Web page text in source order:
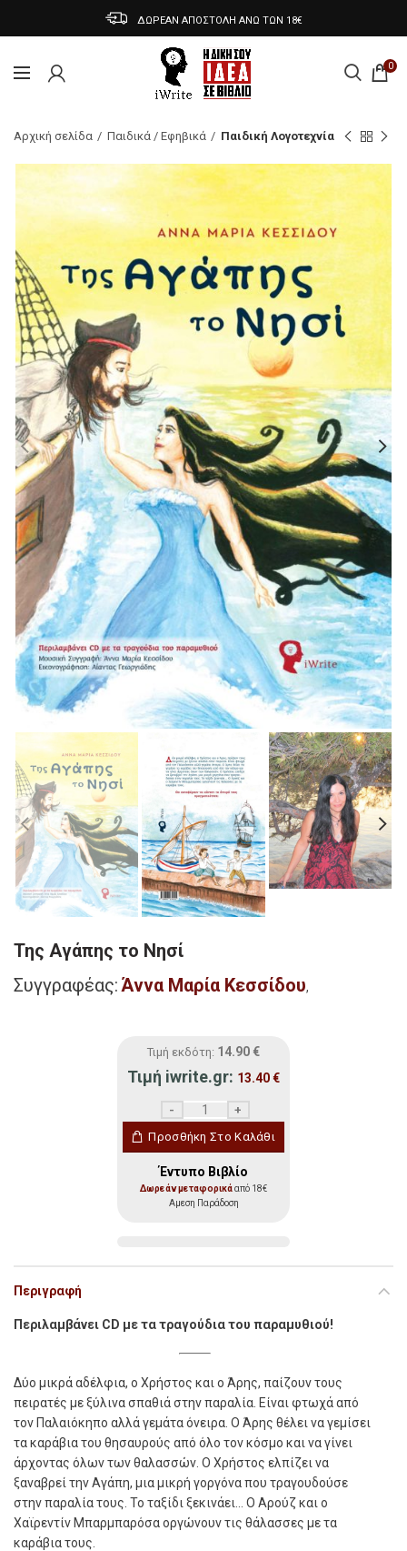
ΔΩΡΕΑΝ ΑΠΟΣΤΟΛΗ ΑΝΩ ΤΩΝ 18€
0
Αρχική σελίδα Παιδικά / Εφηβικά Παιδική Λογοτεχνία
Της Αγάπης το Νησί
Συγγραφέας:Άννα Μαρία Κεσσίδου,
Τιμή εκδότη: 14.90 €
Τιμή iwrite.gr: 13.40€
Προσθήκη Στο Καλάθι
Έντυπο Βιβλίο
Δωρεάν μεταφορικάαπό 18€
Αμεση Παράδοση
Περιγραφή
Περιλαµβάνει CD µε τα τραγούδια του παραµυθιού!
Δύο µικρά αδέλφια, ο Χρήστος και ο Άρης, παίζουν τους
πειρατές µε ξύλινα σπαθιά στην παραλία. Είναι φτωχά από
τον Παλαιόκηπο αλλά γεµάτα όνειρα. Ο Άρης θέλει να γεµίσει
τα καράβια του θησαυρούς από όλο τον κόσµο και να γίνει
άρχοντας όλων των θαλασσών. Ο Χρήστος ελπίζει να
ξαναβρεί την Αγάπη, µια µικρή γοργόνα που τραγουδούσε
στην παραλία τους. Το ταξίδι ξεκινάει… Ο Αρούζ και ο
Χαϊρεντίν Μπαρµπαρόσα οργώνουν τις θάλασσες µε τα
καράβια τους.